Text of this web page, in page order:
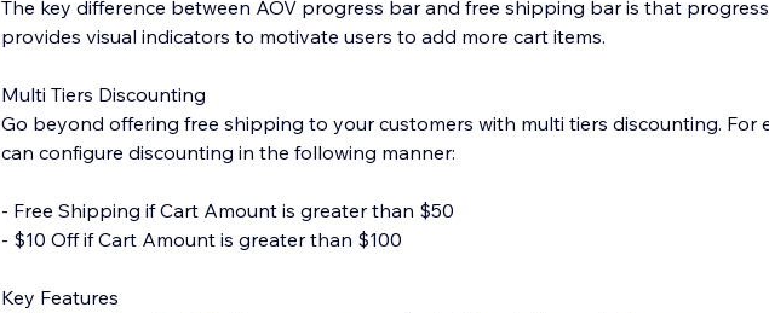
The key difference between AOV progress bar and free shipping bar is that
provides visual indicators to motivate users to add more cart items.
Multi Tiers Discounting
Go beyond offering free shipping to your customers with multi tiers discounting. For
can configure discounting in the following manner:
- Free Shipping if Cart Amount is greater than $50
- $10 Off if Cart Amount is greater than $100
Key Features